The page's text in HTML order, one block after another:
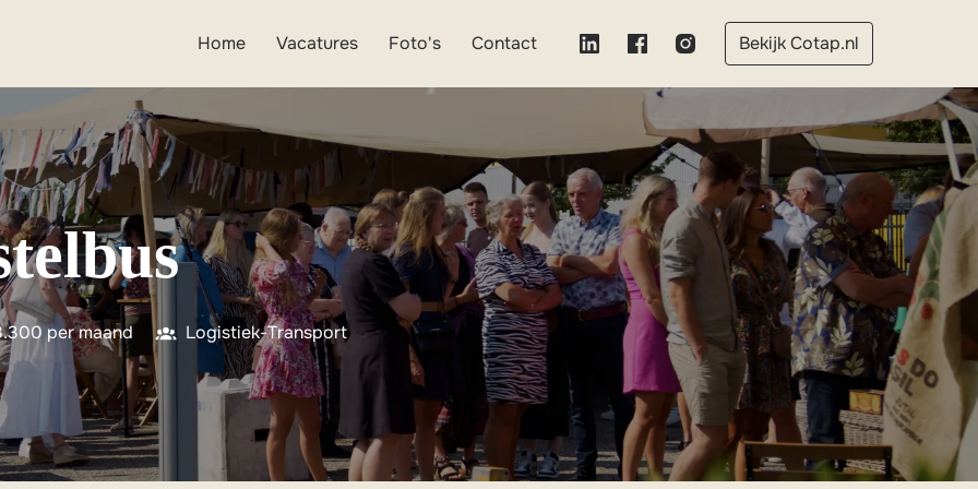
Home Vacatures Foto's Contact Bekijk Cotap.nl
per maand Logistiek-Transport